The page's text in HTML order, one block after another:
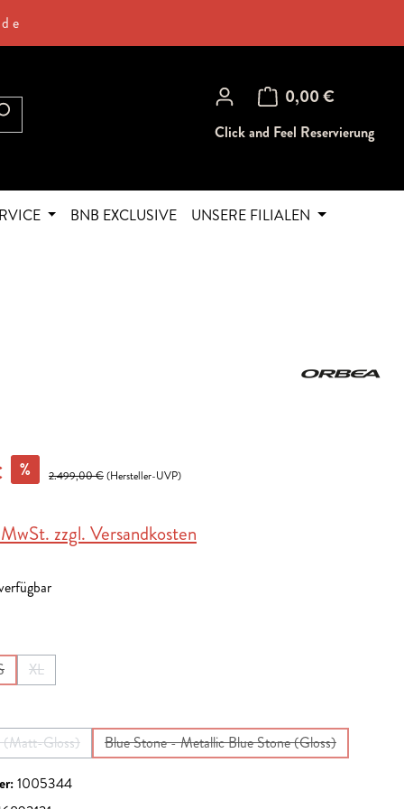
0,00 €
Warenkorb enthält 0
Click and Feel Reservierung
BNB EXCLUSIVE
UNSERE FILIALEN
% 2.499,00 €(Hersteller-UVP)
zzgl. Versandkosten
zurzeit nicht verfügbar.)
ist zurzeit nicht verfügbar.)
(Diese Option ist zurzeit nicht verfügbar.)
XL
(Diese Option ist zurzeit nicht verfügbar.)
(Matt-Gloss)
(Diese Option ist zurzeit nicht verfügbar.)
Blue Stone - Metallic Blue Stone (Gloss)
(Diese Option ist zurzeit nicht
1005344